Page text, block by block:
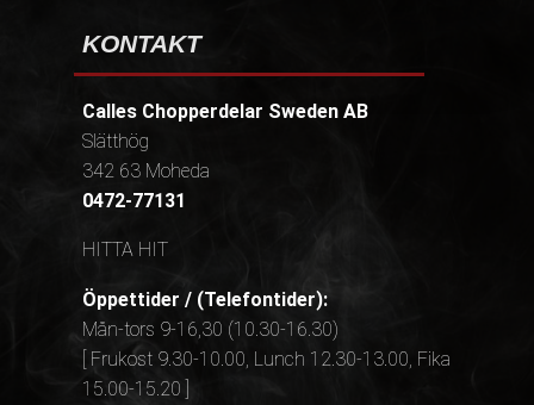
KONTAKT
Calles Chopperdelar Sweden AB
Slätthög
342 63 Moheda
0472-77131
HITTA HIT
Öppettider / (Telefontider):
Mån-tors 9-16,30 (10.30-16.30)
[ Frukost 9.30-10.00, Lunch 12.30-13.00, Fika
15.00-15.20 ]